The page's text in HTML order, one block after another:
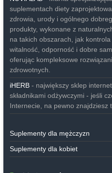
suplementach diety
zdrowia, urody i ogólnego
produkty, wykonane z
na takich obszarach, jak kontrola
witalność, odporność i dobre
oferując kompleksowe
zdrowotnych.
iHERB- największy sklep
składnikami odżywczymi - jeśli
Internecie, na pewno znajdziesz
Suplementy dla mężczyzn
Suplementy dla kobiet